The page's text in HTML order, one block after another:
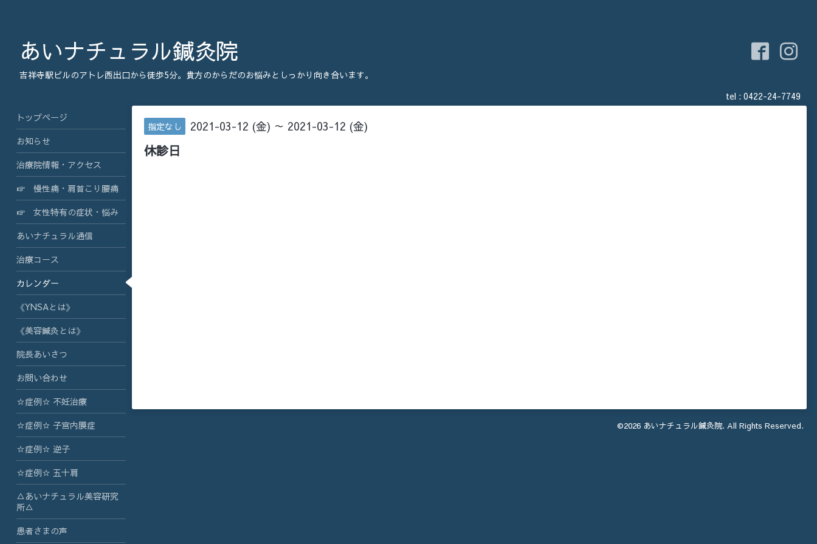
あいナチュラル鍼灸院
吉祥寺駅ビルのアトレ西出口から徒歩5分。貴方のからだのお悩みとしっかり向き合います。
tel : 0422-24-7749
指定なし 2021-03-12 (金) ～ 2021-03-12 (金)
休診日
©2026 あいナチュラル鍼灸院. All Rights Reserved.
トップページ
お知らせ
治療院情報・アクセス
☞ 慢性痛・肩首こり腰痛
☞ 女性特有の症状・悩み
あいナチュラル通信
治療コース
カレンダー
《YNSAとは》
《美容鍼灸とは》
院長あいさつ
お問い合わせ
☆症例☆ 不妊治療
☆症例☆ 子宮内膜症
☆症例☆ 逆子
☆症例☆ 五十肩
△あいナチュラル美容研究
所△
患者さまの声